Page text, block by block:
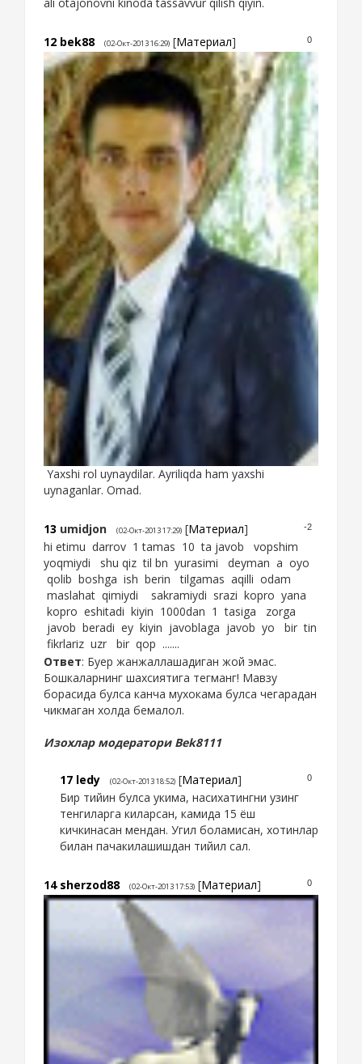
0
12 bek88 (02-Окт-2013 16:29) [Материал]
Yaxshi rol uynaydilar. Ayriliqda ham yaxshi
uynaganlar. Omad.
-2
13 umidjon (02-Окт-2013 17:29) [Материал]
hi etimu darrov 1 tamas 10 ta javob vopshim
yoqmiydi shu qiz til bn yurasimi deyman a oyo
qolib boshga ish berin tilgamas aqilli odam
maslahat qimiydi sakramiydi srazi kopro yana
kopro eshitadi kiyin 1000dan 1 tasiga zorga
javob beradi ey kiyin javoblaga javob yo bir tin
fikrlariz uzr bir qop .......
Ответ: Буер жанжаллашадиган жой эмас.
Бошкаларнинг шахсиятига тегманг! Мавзу
борасида булса канча мухокама булса чегарадан
чикмаган холда бемалол.
Изохлар модератори Bek8111
0
17 ledy (02-Окт-2013 18:52) [Материал]
Бир тийин булса укима, насихатингни узинг
тенгиларга киларсан, камида 15 ёш
кичкинасан мендан. Угил боламисан, хотинлар
билан пачакилашишдан тийил сал.
0
14 sherzod88 (02-Окт-2013 17:53) [Материал]